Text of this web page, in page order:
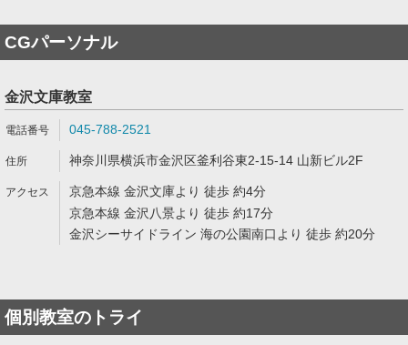
CGパーソナル
金沢文庫教室
045-788-2521
神奈川県横浜市金沢区釜利谷東2-15-14 山新ビル2F
京急本線 金沢文庫より 徒歩 約4分
京急本線 金沢八景より 徒歩 約17分
金沢シーサイドライン 海の公園南口より 徒歩 約20分
個別教室のトライ